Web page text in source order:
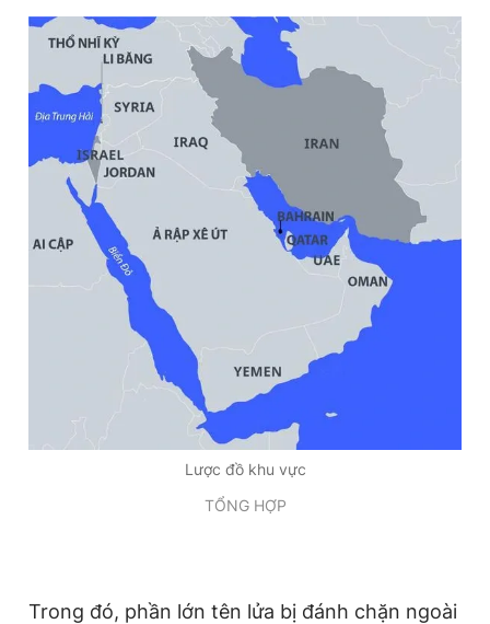
Lược đồ khu vực
TỔNG HỢP
Trong đó, phần lớn tên lửa bị đánh chặn ngoài